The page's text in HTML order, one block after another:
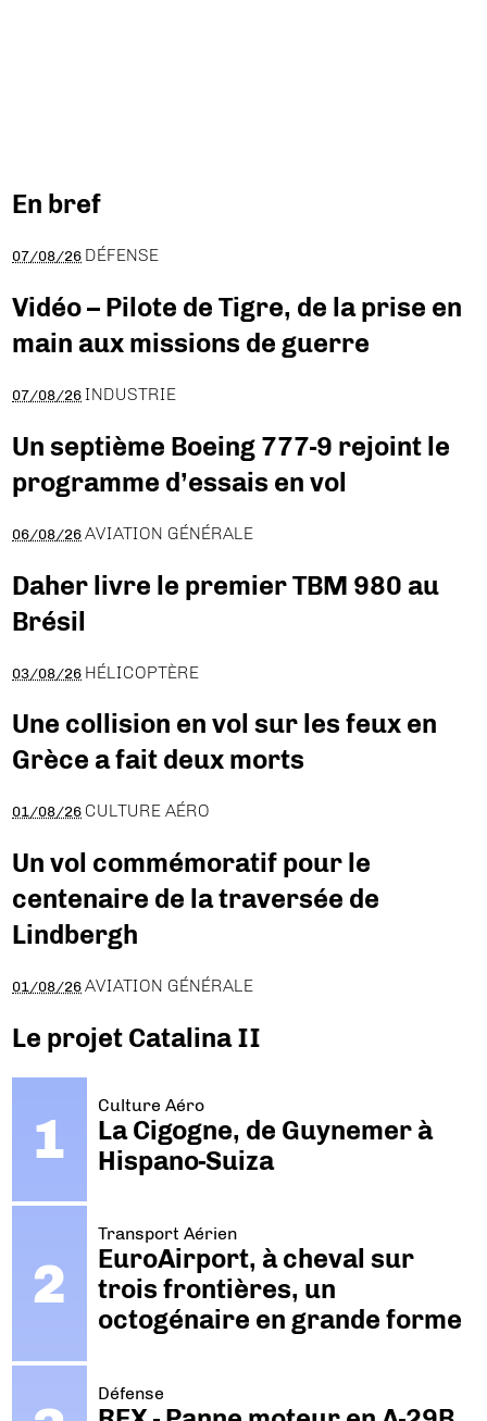
En bref
07/08/26 DÉFENSE
Vidéo – Pilote de Tigre, de la prise en
main aux missions de guerre
07/08/26 INDUSTRIE
Un septième Boeing 777-9 rejoint le
programme d’essais en vol
06/08/26 AVIATION GÉNÉRALE
Daher livre le premier TBM 980 au
Brésil
03/08/26 HÉLICOPTÈRE
Une collision en vol sur les feux en
Grèce a fait deux morts
01/08/26 CULTURE AÉRO
Un vol commémoratif pour le
centenaire de la traversée de
Lindbergh
01/08/26 AVIATION GÉNÉRALE
Le projet Catalina II
Culture Aéro
La Cigogne, de Guynemer à
Hispano-Suiza
Transport Aérien
EuroAirport, à cheval sur
trois frontières, un
octogénaire en grande forme
Défense